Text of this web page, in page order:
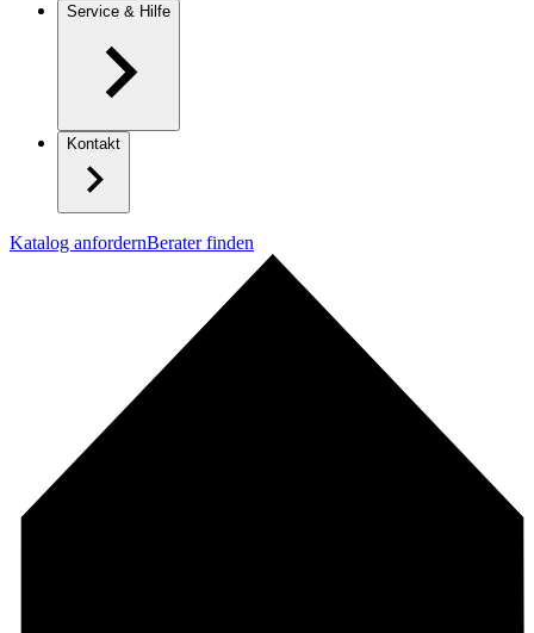
Service & Hilfe
Kontakt
Katalog anfordernBerater finden